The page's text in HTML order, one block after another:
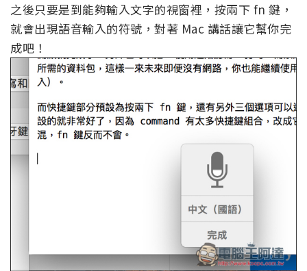
之後只要是到能夠輸入文字的視窗裡，按兩下 fn 鍵，
就會出現語音輸入的符號，對著 Mac 講話讓它幫你完
成吧！